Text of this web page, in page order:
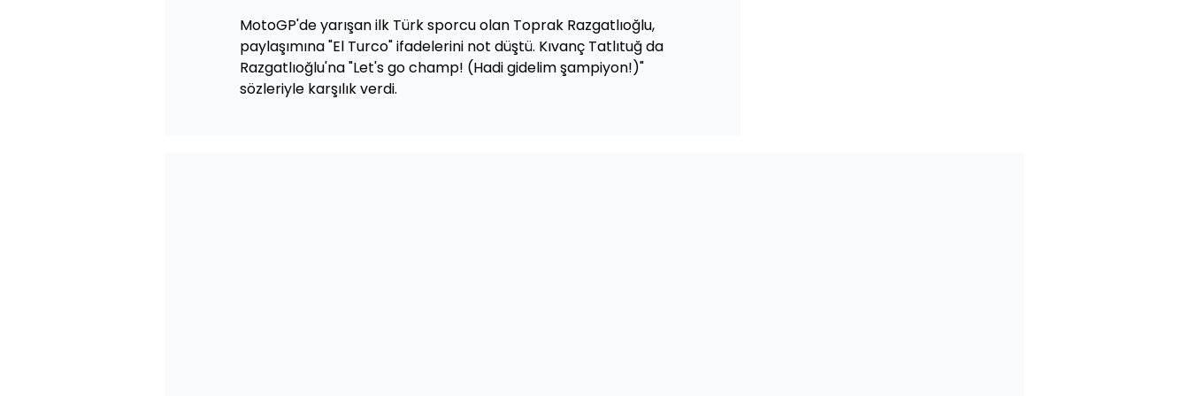
MotoGP'de yarışan ilk Türk sporcu olan Toprak Razgatlıoğlu,
paylaşımına "El Turco" ifadelerini not düştü. Kıvanç Tatlıtuğ da
Razgatlıoğlu'na "Let's go champ! (Hadi gidelim şampiyon!)"
sözleriyle karşılık verdi.